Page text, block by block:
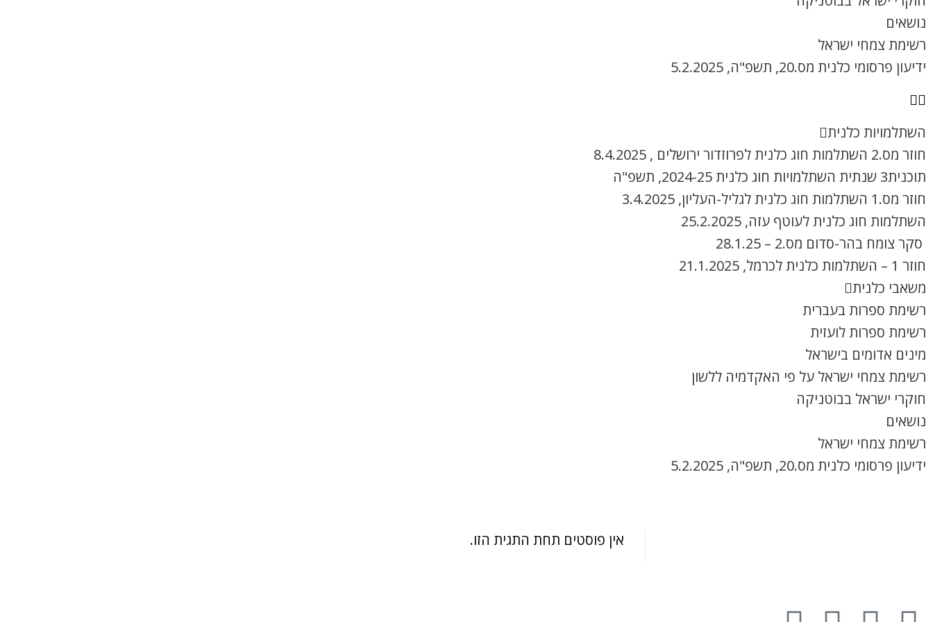
נושאים
רשימת צמחי ישראל
ידיעון פרסומי כלנית מס.20, תשפ"ה, 5.2.2025
השתלמויות כלנית
חוזר מס.2 השתלמות חוג כלנית לפרוזדור ירושלים , 8.4.2025
תוכנית3 שנתית השתלמויות חוג כלנית 2024-25, תשפ"ה
חוזר מס.1 השתלמות חוג כלנית לגליל-העליון, 3.4.2025
השתלמות חוג כלנית לעוטף עזה, 25.2.2025
סקר צומח בהר-סדום מס.2 – 28.1.25
חוזר 1 – השתלמות כלנית לכרמל, 21.1.2025
משאבי כלנית
רשימת ספרות בעברית
רשימת ספרות לועזית
מינים אדומים בישראל
רשימת צמחי ישראל על פי האקדמיה ללשון
חוקרי ישראל בבוטניקה
נושאים
רשימת צמחי ישראל
ידיעון פרסומי כלנית מס.20, תשפ"ה, 5.2.2025
אין פוסטים תחת התגית הזו.